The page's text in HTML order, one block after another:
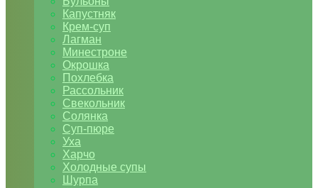
Капустняк
Крем-суп
Лагман
Минестроне
Окрошка
Похлебка
Рассольник
Свекольник
Солянка
Суп-пюре
Уха
Харчо
Холодные супы
Шурпа